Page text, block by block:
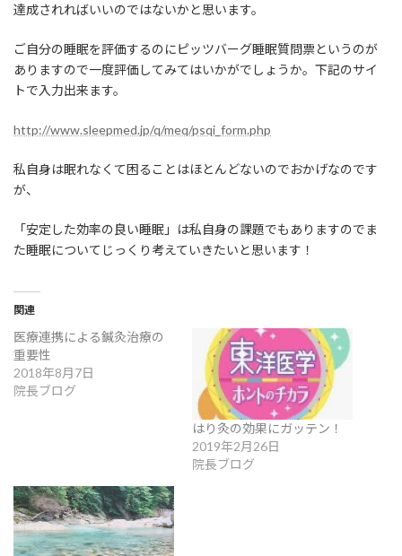
達成されればいいのではないかと思います。
ご自分の睡眠を評価するのにピッツバーグ睡眠質問票というのが
ありますので一度評価してみてはいかがでしょうか。下記のサイ
トで入力出来ます。
http://www.sleepmed.jp/q/meq/psqi_form.php
私自身は眠れなくて困ることはほとんどないのでおかげなのです
が、
「安定した効率の良い睡眠」は私自身の課題でもありますのでま
た睡眠についてじっくり考えていきたいと思います！
関連
医療連携による鍼灸治療の
重要性
2018年8月7日
院長ブログ
はり灸の効果にガッテン！
2019年2月26日
院長ブログ